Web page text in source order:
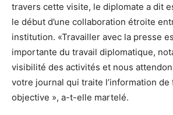
travers cette visite, le diplomate a dit
le début d’une collaboration étroite
institution. «Travailler avec la presse
importante du travail diplomatique,
visibilité des activités et nous
votre journal qui traite l’information de
objective », a-t-elle martelé.